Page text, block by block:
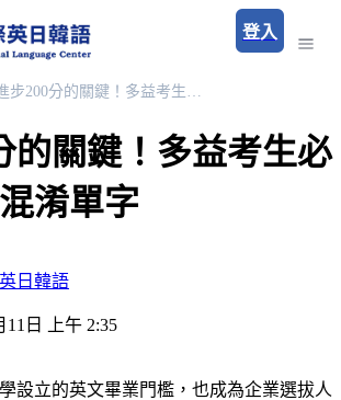
登入
進步200分的關鍵！多益考生必學14個易混淆單字
的關鍵！多益考生必
淆單字
日韓語
11日 上午 2:35
設立的英文畢業門檻，也成為企業選拔人